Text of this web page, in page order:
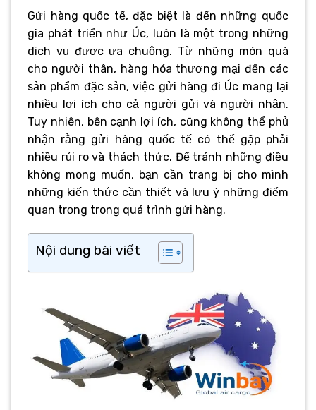
Gửi hàng quốc tế, đặc biệt là đến những quốc
gia phát triển như Úc, luôn là một trong những
dịch vụ được ưa chuộng. Từ những món quà
cho người thân, hàng hóa thương mại đến các
sản phẩm đặc sản, việc gửi hàng đi Úc mang lại
nhiều lợi ích cho cả người gửi và người nhận.
Tuy nhiên, bên cạnh lợi ích, cũng không thể phủ
nhận rằng gửi hàng quốc tế có thể gặp phải
nhiều rủi ro và thách thức. Để tránh những điều
không mong muốn, bạn cần trang bị cho mình
những kiến thức cần thiết và lưu ý những điểm
quan trọng trong quá trình gửi hàng.
Nội dung bài viết